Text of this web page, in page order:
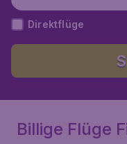
Direktflüge
Billige Flüge